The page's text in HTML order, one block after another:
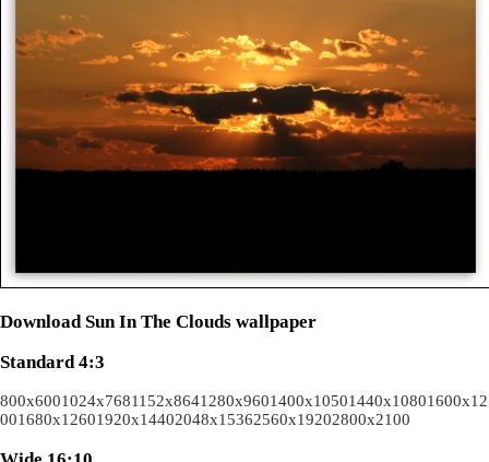
Download Sun In The Clouds wallpaper
Standard 4:3
800x6001024x7681152x8641280x9601400x10501440x10801600x12
001680x12601920x14402048x15362560x19202800x2100